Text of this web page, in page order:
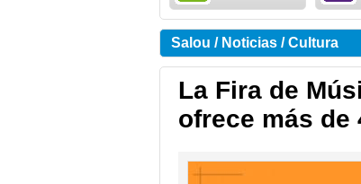
Salou / Noticias / Cultura
La Fira de
ofrece más de